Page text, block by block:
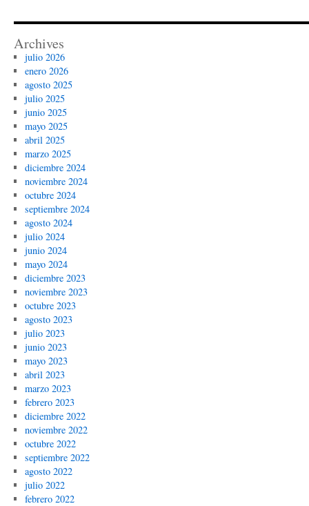
Archives
julio 2026
enero 2026
agosto 2025
julio 2025
junio 2025
mayo 2025
abril 2025
marzo 2025
diciembre 2024
noviembre 2024
octubre 2024
septiembre 2024
agosto 2024
julio 2024
junio 2024
mayo 2024
diciembre 2023
noviembre 2023
octubre 2023
agosto 2023
julio 2023
junio 2023
mayo 2023
abril 2023
marzo 2023
febrero 2023
diciembre 2022
noviembre 2022
octubre 2022
septiembre 2022
agosto 2022
julio 2022
febrero 2022